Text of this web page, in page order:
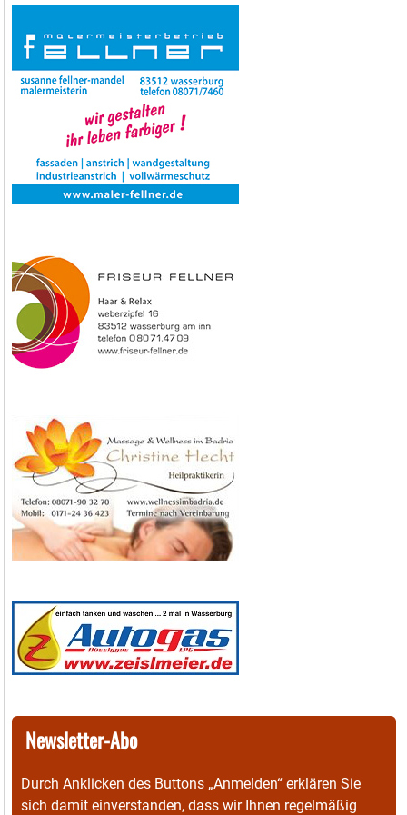
Newsletter-Abo
Durch Anklicken des Buttons „Anmelden“ erklären Sie
sich damit einverstanden, dass wir Ihnen regelmäßig